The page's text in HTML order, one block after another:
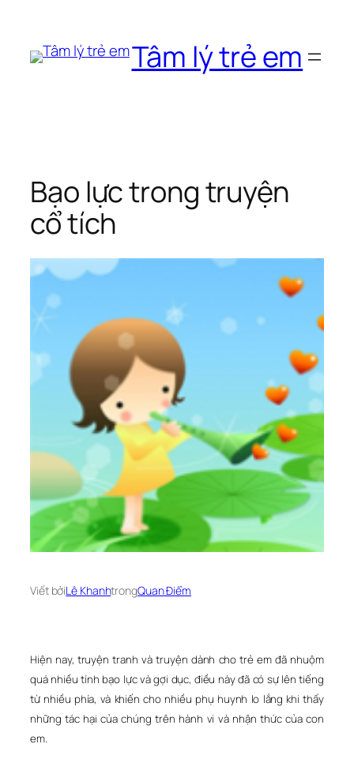
phần
Tâm lý trẻ em
Bạo lực trong truyện
cổ tích
Viết bởiLê KhanhtrongQuan Điểm
Hiện nay, truyện tranh và truyện dành cho trẻ em đã nhuộm
quá nhiều tính bạo lực và gợi dục, điều này đã có sự lên tiếng
từ nhiều phía, và khiến cho nhiều phụ huynh lo lắng khi thấy
những tác hại của chúng trên hành vi và nhận thức của con
em.